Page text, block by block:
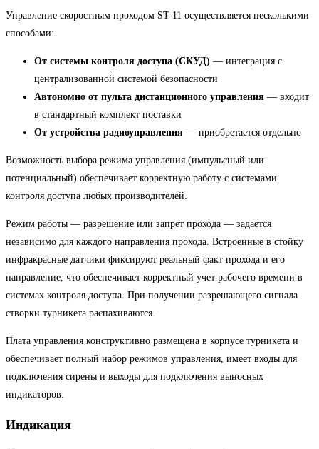
Управление скоростным проходом ST-11 осуществляется несколькими
способами:
От системы контроля доступа (СКУД) — интеграция с
централизованной системой безопасности
Автономно от пульта дистанционного управления — входит
в стандартный комплект поставки
От устройства радиоуправления — приобретается отдельно
Возможность выбора режима управления (импульсный или
потенциальный) обеспечивает корректную работу с системами
контроля доступа любых производителей.
Режим работы — разрешение или запрет прохода — задается
независимо для каждого направления прохода. Встроенные в стойку
инфракрасные датчики фиксируют реальный факт прохода и его
направление, что обеспечивает корректный учет рабочего времени в
системах контроля доступа. При получении разрешающего сигнала
створки турникета распахиваются.
Плата управления конструктивно размещена в корпусе турникета и
обеспечивает полный набор режимов управления, имеет входы для
подключения сирены и выходы для подключения выносных
индикаторов.
Индикация